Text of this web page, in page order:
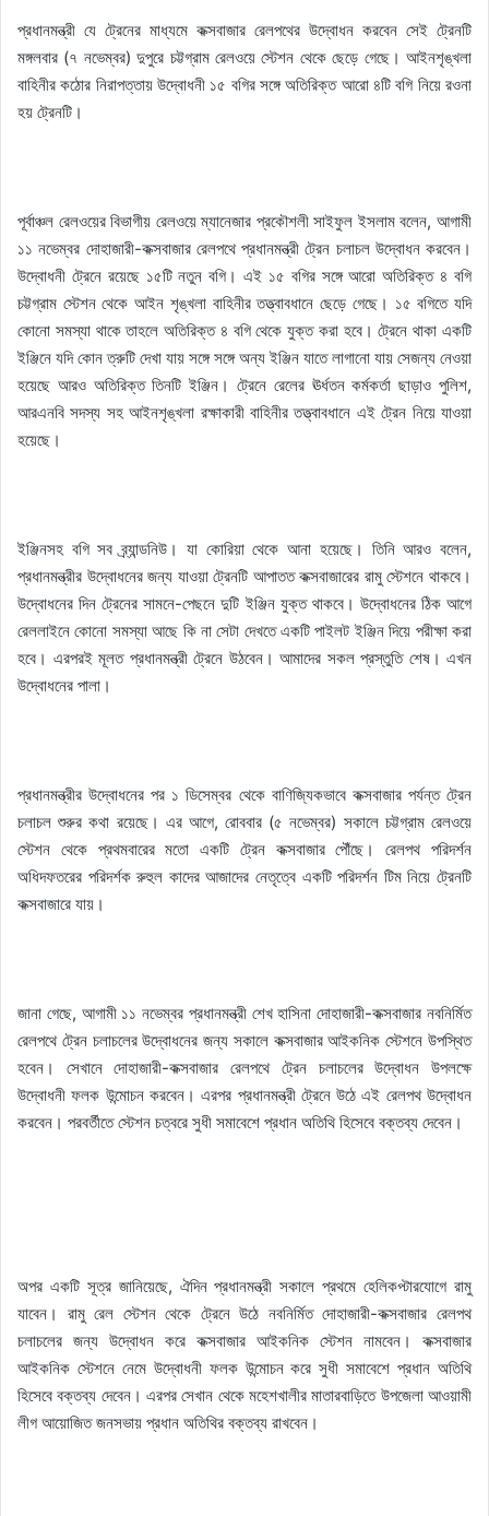
প্রধানমন্ত্রী যে ট্রেনের মাধ্যমে কক্সবাজার রেলপথের উদ্বোধন করবেন সেই ট্রেনটি
মঙ্গলবার (৭ নভেম্বর) দুপুরে চট্টগ্রাম রেলওয়ে স্টেশন থেকে ছেড়ে গেছে। আইনশৃঙ্খলা
বাহিনীর কঠোর নিরাপত্তায় উদ্বোধনী ১৫ বগির সঙ্গে অতিরিক্ত আরো ৪টি বগি নিয়ে রওনা
হয় ট্রেনটি।
পূর্বাঞ্চল রেলওয়ের বিভাগীয় রেলওয়ে ম্যানেজার প্রকৌশলী সাইফুল ইসলাম বলেন, আগামী
১১ নভেম্বর দোহাজারী-কক্সবাজার রেলপথে প্রধানমন্ত্রী ট্রেন চলাচল উদ্বোধন করবেন।
উদ্বোধনী ট্রেনে রয়েছে ১৫টি নতুন বগি। এই ১৫ বগির সঙ্গে আরো অতিরিক্ত ৪ বগি
চট্টগ্রাম স্টেশন থেকে আইন শৃঙ্খলা বাহিনীর তত্ত্বাবধানে ছেড়ে গেছে। ১৫ বগিতে যদি
কোনো সমস্যা থাকে তাহলে অতিরিক্ত ৪ বগি থেকে যুক্ত করা হবে। ট্রেনে থাকা একটি
ইঞ্জিনে যদি কোন ত্রুটি দেখা যায় সঙ্গে সঙ্গে অন্য ইঞ্জিন যাতে লাগানো যায় সেজন্য নেওয়া
হয়েছে আরও অতিরিক্ত তিনটি ইঞ্জিন। ট্রেনে রেলের ঊর্ধতন কর্মকর্তা ছাড়াও পুলিশ,
আরএনবি সদস্য সহ আইনশৃঙ্খলা রক্ষাকারী বাহিনীর তত্ত্বাবধানে এই ট্রেন নিয়ে যাওয়া
হয়েছে।
ইঞ্জিনসহ বগি সব ব্র্যান্ডনিউ। যা কোরিয়া থেকে আনা হয়েছে। তিনি আরও বলেন,
প্রধানমন্ত্রীর উদ্বোধনের জন্য যাওয়া ট্রেনটি আপাতত কক্সবাজারের রামু স্টেশনে থাকবে।
উদ্বোধনের দিন ট্রেনের সামনে-পেছনে দুটি ইঞ্জিন যুক্ত থাকবে। উদ্বোধনের ঠিক আগে
রেললাইনে কোনো সমস্যা আছে কি না সেটা দেখতে একটি পাইলট ইঞ্জিন দিয়ে পরীক্ষা করা
হবে। এরপরই মূলত প্রধানমন্ত্রী ট্রেনে উঠবেন। আমাদের সকল প্রস্তুতি শেষ। এখন
উদ্বোধনের পালা।
প্রধানমন্ত্রীর উদ্বোধনের পর ১ ডিসেম্বর থেকে বাণিজ্যিকভাবে কক্সবাজার পর্যন্ত ট্রেন
চলাচল শুরুর কথা রয়েছে। এর আগে, রোববার (৫ নভেম্বর) সকালে চট্টগ্রাম রেলওয়ে
স্টেশন থেকে প্রথমবারের মতো একটি ট্রেন কক্সবাজার পৌঁছে। রেলপথ পরিদর্শন
অধিদফতরের পরিদর্শক রুহুল কাদের আজাদের নেতৃত্বে একটি পরিদর্শন টিম নিয়ে ট্রেনটি
কক্সবাজারে যায়।
জানা গেছে, আগামী ১১ নভেম্বর প্রধানমন্ত্রী শেখ হাসিনা দোহাজারী-কক্সবাজার নবনির্মিত
রেলপথে ট্রেন চলাচলের উদ্বোধনের জন্য সকালে কক্সবাজার আইকনিক স্টেশনে উপস্থিত
হবেন। সেখানে দোহাজারী-কক্সবাজার রেলপথে ট্রেন চলাচলের উদ্বোধন উপলক্ষে
উদ্বোধনী ফলক উন্মোচন করবেন। এরপর প্রধানমন্ত্রী ট্রেনে উঠে এই রেলপথ উদ্বোধন
করবেন। পরবর্তীতে স্টেশন চত্বরে সুধী সমাবেশে প্রধান অতিথি হিসেবে বক্তব্য দেবেন।
অপর একটি সূত্র জানিয়েছে, ঐদিন প্রধানমন্ত্রী সকালে প্রথমে হেলিকপ্টারযোগে রামু
যাবেন। রামু রেল স্টেশন থেকে ট্রেনে উঠে নবনির্মিত দোহাজারী-কক্সবাজার রেলপথ
চলাচলের জন্য উদ্বোধন করে কক্সবাজার আইকনিক স্টেশন নামবেন। কক্সবাজার
আইকনিক স্টেশনে নেমে উদ্বোধনী ফলক উন্মোচন করে সুধী সমাবেশে প্রধান অতিথি
হিসেবে বক্তব্য দেবেন। এরপর সেখান থেকে মহেশখালীর মাতারবাড়িতে উপজেলা আওয়ামী
লীগ আয়োজিত জনসভায় প্রধান অতিথির বক্তব্য রাখবেন।